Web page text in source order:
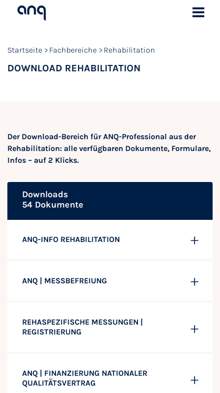
Startseite Fachbereiche Rehabilitation
DOWNLOAD REHABILITATION
Der Download-Bereich für ANQ-Professional aus der
Rehabilitation: alle verfügbaren Dokumente, Formulare,
Infos – auf 2 Klicks.
Downloads
54 Dokumente
ANQ-INFO REHABILITATION
ANQ | MESSBEFREIUNG
REHASPEZIFISCHE MESSUNGEN |
REGISTRIERUNG
ANQ | FINANZIERUNG NATIONALER
QUALITÄTSVERTRAG